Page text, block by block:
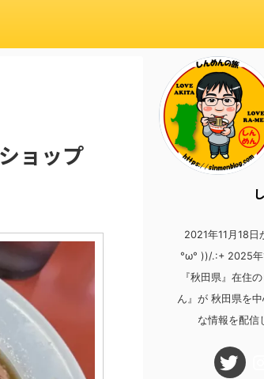
ョップ
2021年11月18
°ω° ))/.:+ 2025年
『秋田県』在住
ん』が 秋田県を